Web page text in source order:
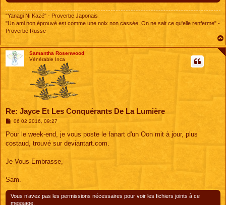
"Yanagi Ni Kazé" - Proverbe Japonais
"Un ami non éprouvé est comme une noix non cassée. On ne sait ce qu'elle renferme" -
Proverbe Russe
Samantha Rosenwood
Vénérable Inca
Re: Jayce Et Les Conquérants De La Lumière
M
s
a
06 02 2016, 09:27
Pour le week-end, je vous poste le fanart d'un Oon mit à jour, plus
costaud, trouvé sur deviantart.com.
Je Vous Embrasse,
Sam.
Vous n’avez pas les permissions nécessaires pour voir les fichiers joints à ce
message.